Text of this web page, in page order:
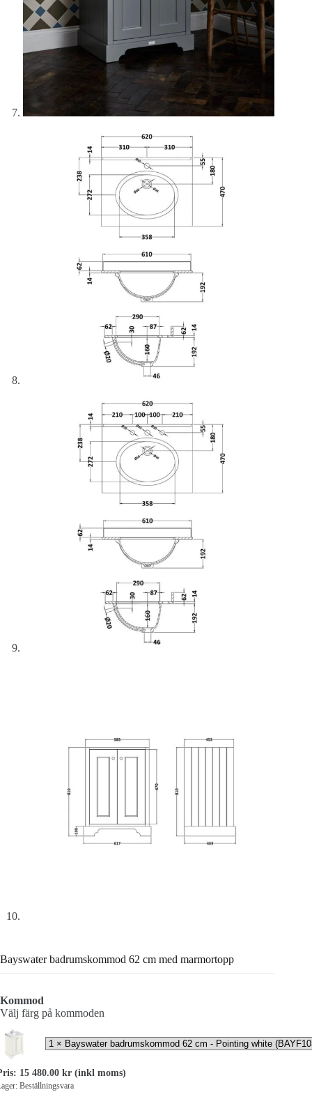
Bayswater badrumskommod 62 cm med marmortopp
Kommod
Välj färg på kommoden
15 480.00 kr (inkl moms)
Beställningsvara